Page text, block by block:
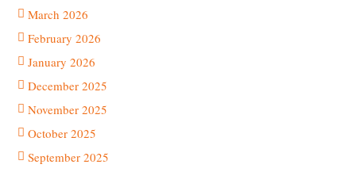
March 2026
February 2026
January 2026
December 2025
November 2025
October 2025
September 2025